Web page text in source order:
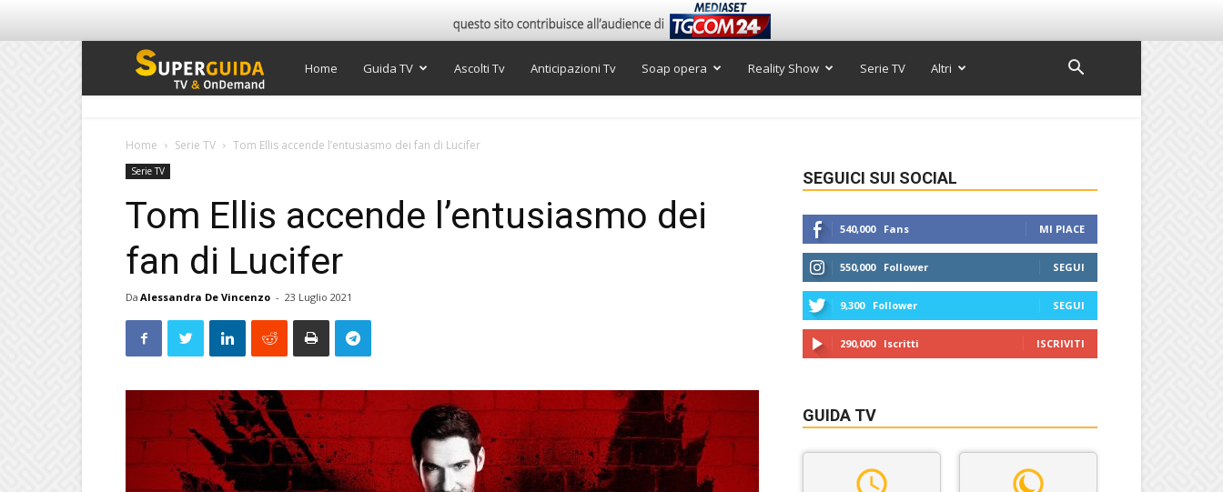
Super
Home Guida TV Ascolti Tv Anticipazioni Tv Soap opera Reality Show Serie TV Altri
Home Serie TV Tom Ellis accende l’entusiasmo dei fan di Lucifer
Serie TV
Tom Ellis accende l’entusiasmo dei
fan di Lucifer
Da Alessandra De Vincenzo - 23 Luglio 2021
SEGUICI SUI SOCIAL
540,000 Fans MI PIACE
550,000 Follower SEGUI
9,300 Follower SEGUI
290,000 Iscritti ISCRIVITI
GUIDA TV